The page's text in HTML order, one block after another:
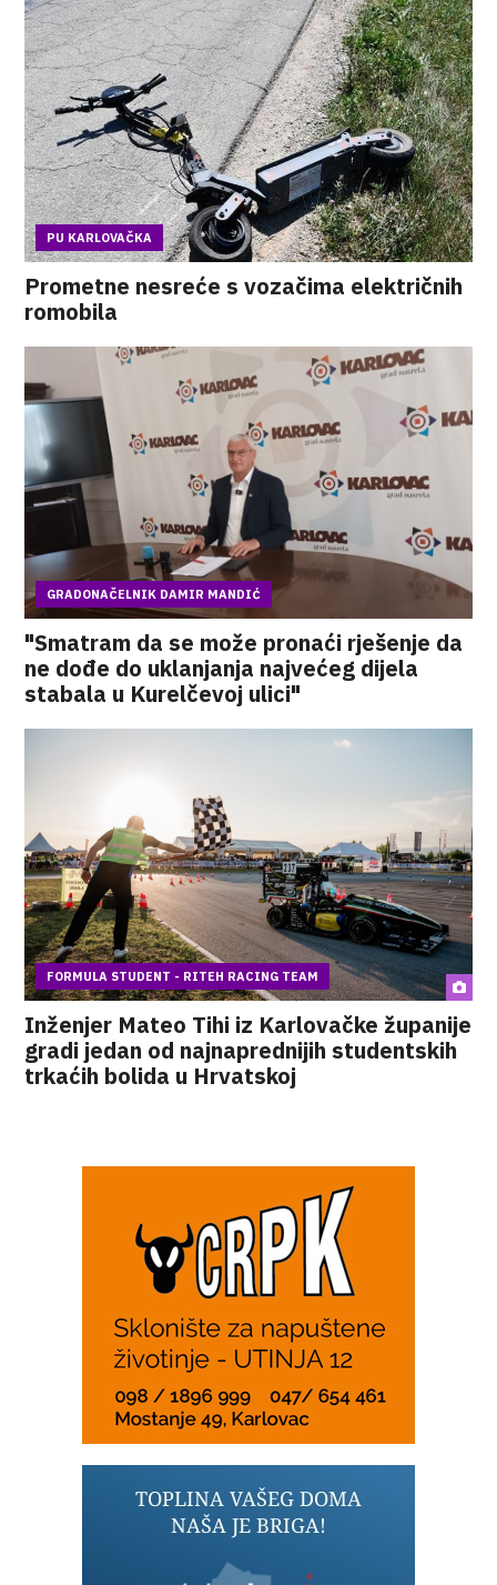
PU KARLOVAČKA
Prometne nesreće s vozačima električnih
romobila
GRADONAČELNIK DAMIR MANDIĆ
"Smatram da se može pronaći rješenje da
ne dođe do uklanjanja najvećeg dijela
stabala u Kurelčevoj ulici"
FORMULA STUDENT - RITEH RACING TEAM
Inženjer Mateo Tihi iz Karlovačke županije
gradi jedan od najnaprednijih studentskih
trkaćih bolida u Hrvatskoj